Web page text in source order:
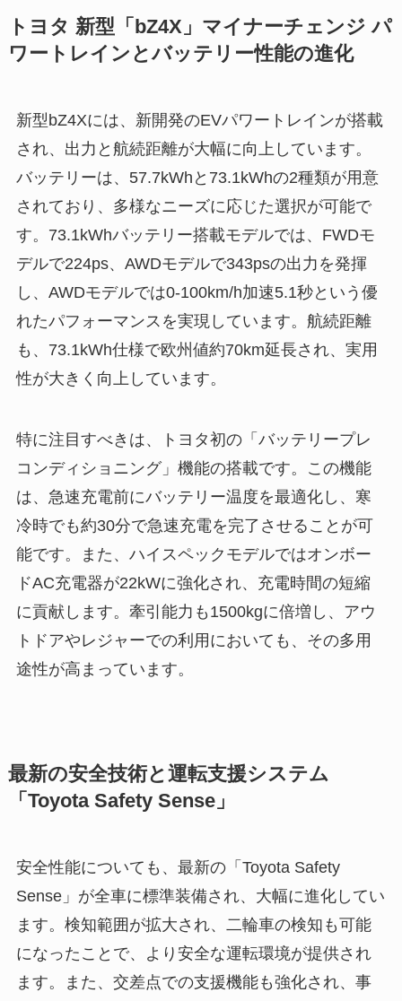
トヨタ 新型「bZ4X」マイナーチェンジ パ
ワートレインとバッテリー性能の進化
新型bZ4Xには、新開発のEVパワートレインが搭載
され、出力と航続距離が大幅に向上しています。
バッテリーは、57.7kWhと73.1kWhの2種類が用意
されており、多様なニーズに応じた選択が可能で
す。73.1kWhバッテリー搭載モデルでは、FWDモ
デルで224ps、AWDモデルで343psの出力を発揮
し、AWDモデルでは0-100km/h加速5.1秒という優
れたパフォーマンスを実現しています。航続距離
も、73.1kWh仕様で欧州値約70km延長され、実用
性が大きく向上しています。
特に注目すべきは、トヨタ初の「バッテリープレ
コンディショニング」機能の搭載です。この機能
は、急速充電前にバッテリー温度を最適化し、寒
冷時でも約30分で急速充電を完了させることが可
能です。また、ハイスペックモデルではオンボー
ドAC充電器が22kWに強化され、充電時間の短縮
に貢献します。牽引能力も1500kgに倍増し、アウ
トドアやレジャーでの利用においても、その多用
途性が高まっています。
最新の安全技術と運転支援システム
「Toyota Safety Sense」
安全性能についても、最新の「Toyota Safety
Sense」が全車に標準装備され、大幅に進化してい
ます。検知範囲が拡大され、二輪車の検知も可能
になったことで、より安全な運転環境が提供され
ます。また、交差点での支援機能も強化され、事